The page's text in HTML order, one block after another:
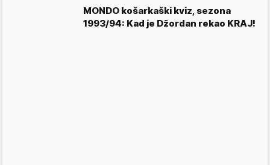
MONDO košarkaški kviz, sezona
1993/94: Kad je Džordan rekao KRAJ!